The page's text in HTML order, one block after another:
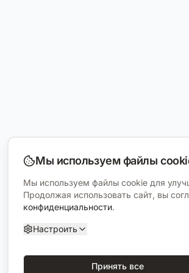
Мы используем файлы
Мы используем файлы cookie для
Продолжая использовать сайт, вы
конфиденциальности.
Настроить
Принять все